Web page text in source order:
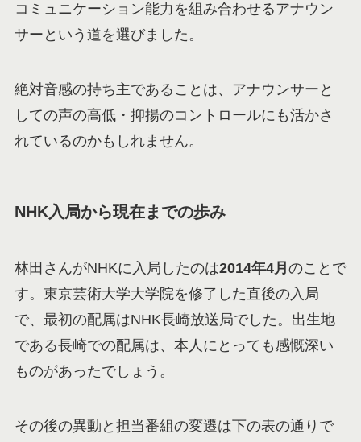
コミュニケーション能力を組み合わせるアナウン
サーという道を選びました。
絶対音感の持ち主であることは、アナウンサーと
しての声の高低・抑揚のコントロールにも活かさ
れているのかもしれません。
NHK入局から現在までの歩み
林田さんがNHKに入局したのは2014年4月 のことで
す。東京芸術大学大学院を修了した直後の入局
で、最初の配属はNHK長崎放送局でした。出生地
である長崎での配属は、本人にとっても感慨深い
ものがあったでしょう。
その後の異動と担当番組の変遷は下の表の通りで